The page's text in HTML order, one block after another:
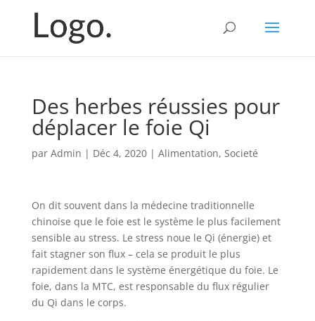
Des herbes réussies pour
déplacer le foie Qi
par Admin | Déc 4, 2020| Alimentation, Societé
On dit souvent dans la médecine traditionnelle
chinoise que le foie est le système le plus facilement
sensible au stress. Le stress noue le Qi (énergie) et
fait stagner son flux – cela se produit le plus
rapidement dans le système énergétique du foie. Le
foie, dans la MTC, est responsable du flux régulier
du Qi dans le corps.